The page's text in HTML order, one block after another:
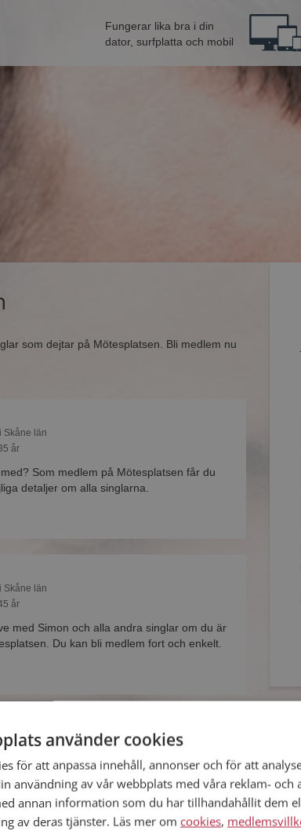
Fungerar lika bra i din
dator, surfplatta och mobil
som dejtar på Mötesplatsen. Bli medlem nu
Skåne län
år
Som medlem på Mötesplatsen får du
detaljer om alla singlarna.
Skåne län
år
med Simon och alla andra singlar om du är
Du kan bli medlem fort och enkelt.
Skåne län
år
du vara medlem på Mötesplatsen och se om
eller händig! Det är enklare att hitta
använder cookies
för att anpassa innehåll, annonser och för att
användning av vår webbplats med våra reklam- och
annan information som du har tillhandahållit dem
av deras tjänster. Läs mer om cookies,